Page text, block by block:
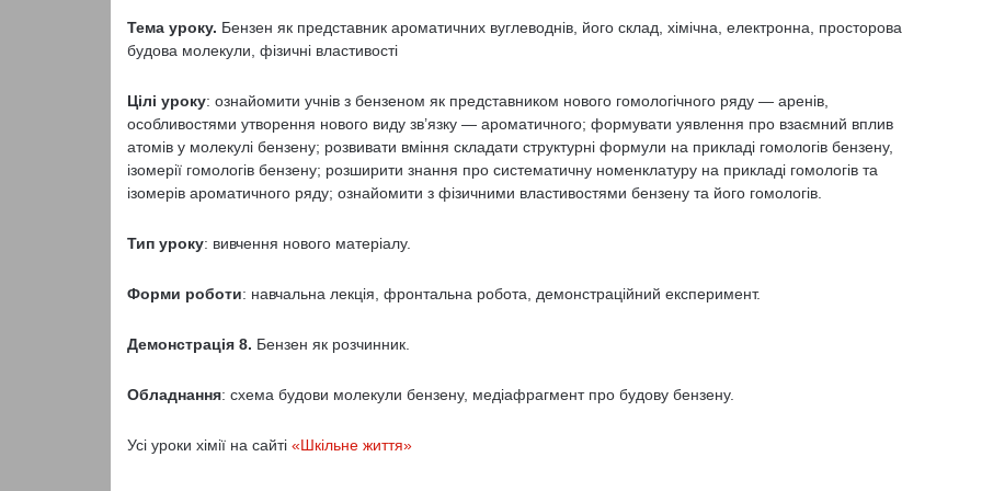
Тема уроку. Бензен як представник ароматичних вуглеводнів, його склад, хімічна, електронна, просторова
будова молекули, фізичні властивості
Цілі уроку: ознайомити учнів з бензеном як представником нового гомологічного ряду — аренів,
особливостями утворення нового виду зв’язку — ароматичного; формувати уявлення про взаємний вплив
атомів у молекулі бензену; розвивати вміння складати структурні формули на прикладі гомологів бензену,
ізомерії гомологів бензену; розширити знання про систематичну номенклатуру на прикладі гомологів та
ізомерів ароматичного ряду; ознайомити з фізичними властивостями бензену та його гомологів.
Тип уроку: вивчення нового матеріалу.
Форми роботи: навчальна лекція, фронтальна робота, демонстраційний експеримент.
Демонстрація 8. Бензен як розчинник.
Обладнання: схема будови молекули бензену, медіафрагмент про будову бензену.
Усі уроки хімії на сайті «Шкільне життя»